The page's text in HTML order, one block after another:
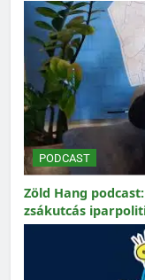
PODCAST
Zöld Hang
zsákutcás